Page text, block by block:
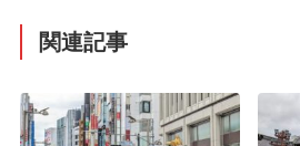
関連記事